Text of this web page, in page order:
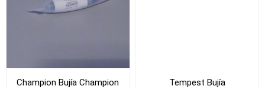
Champion Bujía Champion Tempest Bujía